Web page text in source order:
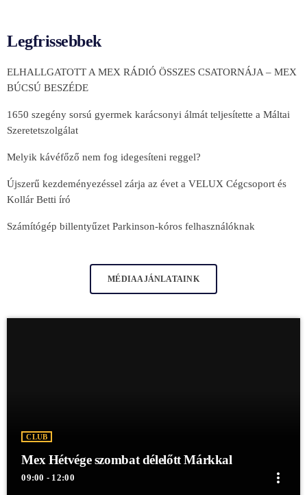
Legfrissebbek
ELHALLGATOTT A MEX RÁDIÓ ÖSSZES CSATORNÁJA – MEX
BÚCSÚ BESZÉDE
1650 szegény sorsú gyermek karácsonyi álmát teljesítette a Máltai
Szeretetszolgálat
Melyik kávéfőző nem fog idegesíteni reggel?
Újszerű kezdeményezéssel zárja az évet a VELUX Cégcsoport és
Kollár Betti író
Számítógép billentyűzet Parkinson-kóros felhasználóknak
MÉDIAAJÁNLATAINK
CLUB
Mex Hétvége szombat délelőtt Márkkal
09:00 - 12:00 more_vert